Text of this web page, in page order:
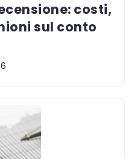
costi,
sul conto